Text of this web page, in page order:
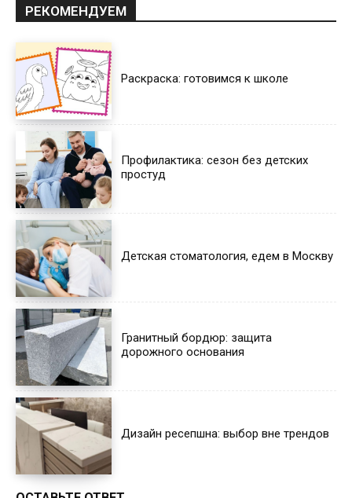
РЕКОМЕНДУЕМ
Раскраска: готовимся к школе
Профилактика: сезон без детских
простуд
Детская стоматология, едем в Москву
Гранитный бордюр: защита
дорожного основания
Дизайн ресепшна: выбор вне трендов